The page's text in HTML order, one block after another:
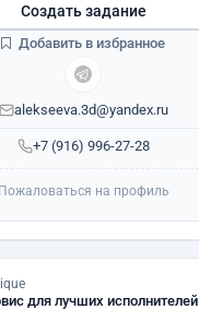
+7 (916) 996-27-28
alekseeva.3d@yandex.ru
Создать задание
Добавить в избранное
Пожаловаться на профиль
для лучших исполнителей